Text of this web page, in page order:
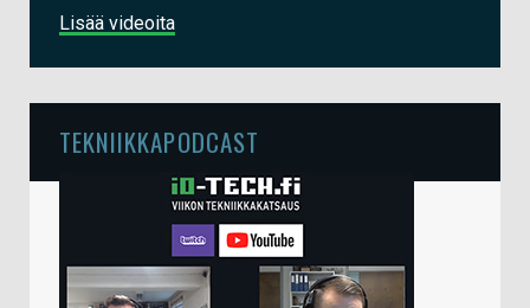
Lisää videoita
TEKNIIKKAPODCAST